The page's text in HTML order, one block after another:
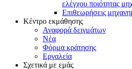
ελέγχου ποιότητας
Επιθεωρήσεις
Κέντρο εκμάθησης
Αναφορά δειγμάτων
Νέα
Φόρμα κράτησης
Εργαλεία
Σχετικά με εμάς